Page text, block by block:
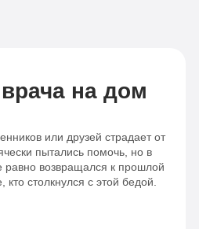
на дом
или друзей страдает от
пытались помочь, но в
равно возвращался к прошлой
столкнулся с этой бедой.